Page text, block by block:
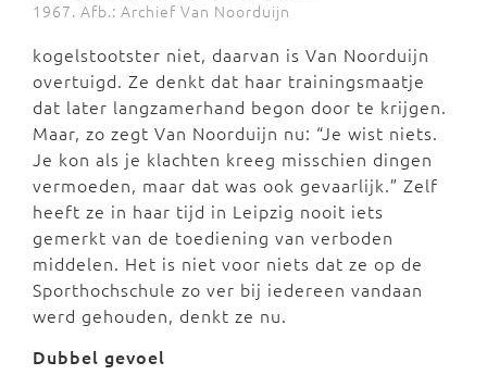
1967. Afb.: Archief Van Noorduijn
kogelstootster niet, daarvan is Van Noorduijn
overtuigd. Ze denkt dat haar trainingsmaatje
dat later langzamerhand begon door te krijgen.
Maar, zo zegt Van Noorduijn nu: “Je wist niets.
Je kon als je klachten kreeg misschien dingen
vermoeden, maar dat was ook gevaarlijk.” Zelf
heeft ze in haar tijd in Leipzig nooit iets
gemerkt van de toediening van verboden
middelen. Het is niet voor niets dat ze op de
Sporthochschule zo ver bij iedereen vandaan
werd gehouden, denkt ze nu.
Dubbel gevoel